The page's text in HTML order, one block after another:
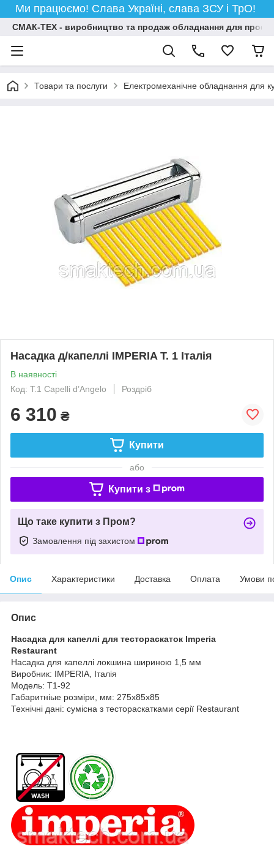
Ми працюємо! Слава Україні, слава ЗСУ і ТрО!
СМАК-ТЕХ - виробництво та продаж обладнання для
Товари та послуги Електромеханічне обладнання для
Насадка д/капеллі IMPERIA T. 1 Італія
В наявності
Код: T.1 Capelli d’Angelo
Роздріб
6 310 ₴
Купити
або
Купити з
Що таке купити з Пром?
Замовлення під захистом
Опис Характеристики Доставка Оплата Умови
Опис
Насадка для капеллі для тестораскаток Imperia
Restaurant
Насадка для капеллі локшина шириною 1,5 мм
Виробник: IMPERIA, Італія
Модель: T1-92
Габаритніые розміри, мм: 275х85х85
Технічні дані: сумісна з тестораскатками серії Restaurant